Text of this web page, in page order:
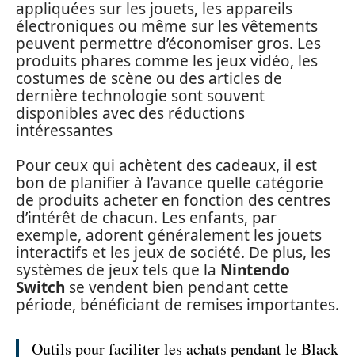
appliquées sur les jouets, les appareils
électroniques ou même sur les vêtements
peuvent permettre d’économiser gros. Les
produits phares comme les jeux vidéo, les
costumes de scène ou des articles de
dernière technologie sont souvent
disponibles avec des réductions
intéressantes
Pour ceux qui achètent des cadeaux, il est
bon de planifier à l’avance quelle catégorie
de produits acheter en fonction des centres
d’intérêt de chacun. Les enfants, par
exemple, adorent généralement les jouets
interactifs et les jeux de société. De plus, les
systèmes de jeux tels que la Nintendo
Switch se vendent bien pendant cette
période, bénéficiant de remises importantes.
Outils pour faciliter les achats pendant le Black